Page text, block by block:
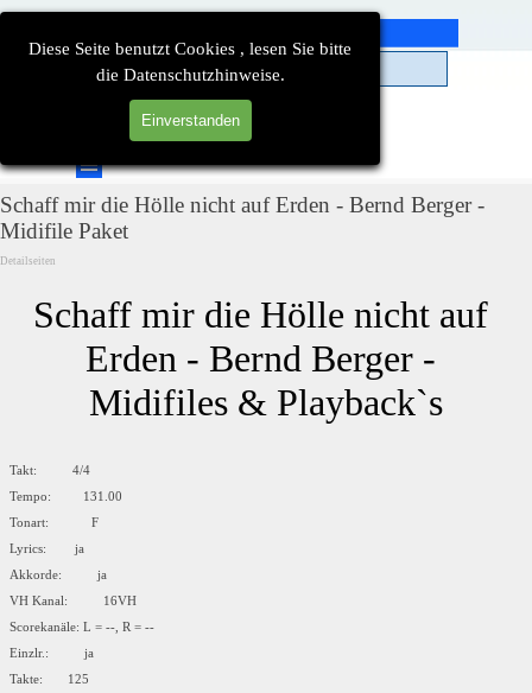
Diese Seite benutzt Cookies , lesen Sie bitte
die Datenschutzhinweise.
Einverstanden
Direkt zum Seiteninhalt
Menü überspringen
Schaff mir die Hölle nicht auf Erden - Bernd Berger -
Midifile Paket
Detailseiten
Schaff mir die Hölle nicht auf
Erden - Bernd Berger -
Midifiles & Playback`s
Takt: 4/4
Tempo: 131.00
Tonart: F
Lyrics: ja
Akkorde: ja
VH Kanal: 16VH
Scorekanäle: L = --, R = --
Einzlr.: ja
Takte: 125